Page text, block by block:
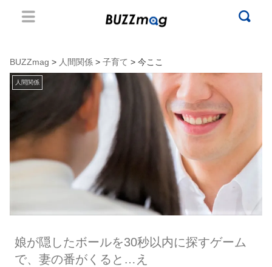
BUZZmag > 人間関係 > 子育て > 今ここ
人間関係
娘が隠したボールを30秒以内に探すゲーム
で、妻の番がくると…え